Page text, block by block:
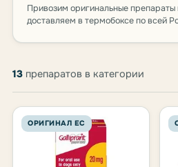
Привозим оригинальные препараты
доставляем в термобоксе по всей
Товары категории
13 препаратов в категории
ОРИГИНАЛ ЕС